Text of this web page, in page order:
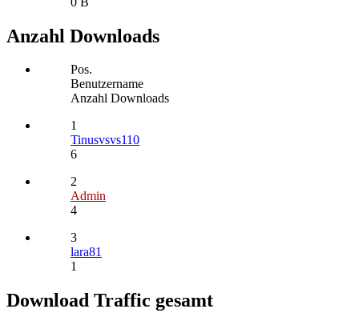
Anzahl Downloads
Pos.
Benutzername
Anzahl Downloads
1
Tinusvsvs110
6
2
Admin
4
3
lara81
1
Download Traffic gesamt